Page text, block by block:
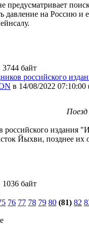
предусматривает
давление на Россию и
| 3744 байт
российского
в 14/08/2022 07:10:00
российского издания
Йыхви, позднее их
| 1036 байт
76 77 78 79 80 (81) 82